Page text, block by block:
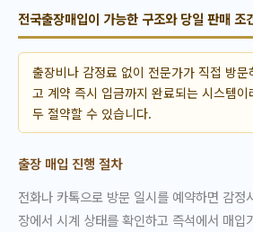
전국출장매입이 가능한 구조와 당일 판매 조
출장비나 감정료 없이 전문가가 직접 방
고 계약 즉시 입금까지 완료되는 시스템
두 절약할 수 있습니다.
출장 매입 진행 절차
전화나 카톡으로 방문 일시를 예약하면 감정
장에서 시계 상태를 확인하고 즉석에서 매입